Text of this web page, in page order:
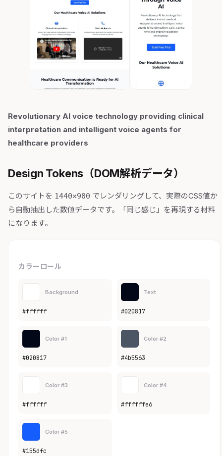
Revolutionary AI voice technology providing clinical
interpretation and intelligent voice agents for
healthcare providers
Design Tokens（DOM解析データ）
このサイトを 1440×900 でレンダリングして、実際のCSS値か
ら自動抽出した数値データです。「同じ感じ」を再現する材料
になります。
カラーロール
Background
#ffffff
Text
#020817
Color #1
#020817
Color #2
#4b5563
Color #3
#ffffff
Color #4
#ffffffe6
Color #5
#155dfc